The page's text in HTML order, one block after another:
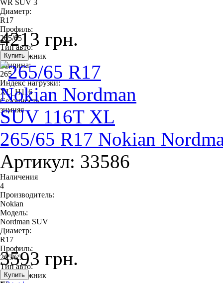
WR SUV 3
Диаметр:
R17
Профиль:
265/65
Тип авто:
внедорожник
Ширина:
265
Индекс нагрузки:
XL_H116
Сезонность:
зимняя
4213 грн.
265/65 R17 Nokian
Артикул: 33586
Наличения
4
Производитель:
Nokian
Модель:
Nordman SUV
Диаметр:
R17
Профиль:
265/65
Тип авто:
внедорожник
3593 грн.